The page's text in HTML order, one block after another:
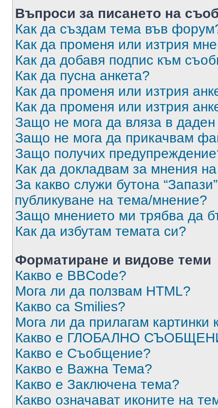
Въпроси за писането на
Как да създам тема във
Как да променя или изтрия
Как да добавя подпис към
Как да пусна анкета?
Как да променя или изтрия
Как да променя или изтрия
Защо не мога да вляза в
Защо не мога да прикачвам
Защо получих
Как да докладвам за мнения
За какво служи бутона
публикуване на тема/мнение?
Защо мнението ми трябва да
Как да избутам темата си?
Форматиране и видове теми
Какво е BBCode?
Мога ли да ползвам HTML?
Какво са Smilies?
Мога ли да прилагам
Какво е ГЛОБАЛНО
Какво е Съобщение?
Какво е Важна Тема?
Какво е Заключена тема?
Какво означават иконите на